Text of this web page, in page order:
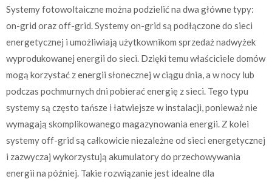
Systemy fotowoltaiczne można podzielić na dwa główne typy:
on-grid oraz off-grid. Systemy on-grid są podłączone do sieci
energetycznej i umożliwiają użytkownikom sprzedaż nadwyżek
wyprodukowanej energii do sieci. Dzięki temu właściciele domów
mogą korzystać z energii słonecznej w ciągu dnia, a w nocy lub
podczas pochmurnych dni pobierać energię z sieci. Tego typu
systemy są często tańsze i łatwiejsze w instalacji, ponieważ nie
wymagają skomplikowanego magazynowania energii. Z kolei
systemy off-grid są całkowicie niezależne od sieci energetycznej
i zazwyczaj wykorzystują akumulatory do przechowywania
energii na później. Takie rozwiązanie jest idealne dla